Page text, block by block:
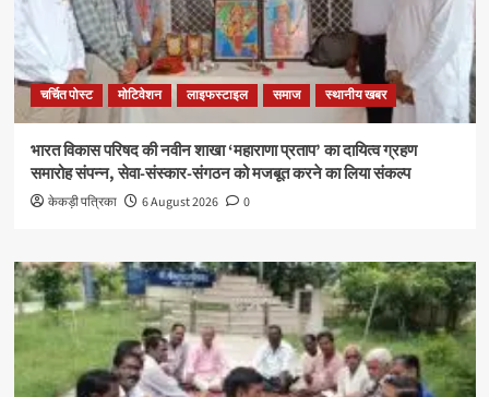
चर्चित पोस्ट मोटिवेशन लाइफस्टाइल समाज स्थानीय खबर
भारत विकास परिषद की नवीन शाखा ‘महाराणा प्रताप’ का दायित्व ग्रहण
समारोह संपन्न, सेवा-संस्कार-संगठन को मजबूत करने का लिया संकल्प
केकड़ी पत्रिका 6 August 2026 0